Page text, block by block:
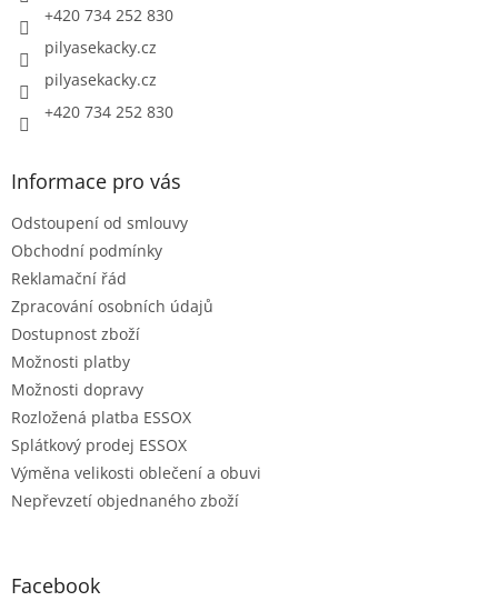
+420 734 252 830
pilyasekacky.cz
pilyasekacky.cz
+420 734 252 830
Informace pro vás
Odstoupení od smlouvy
Obchodní podmínky
Reklamační řád
Zpracování osobních údajů
Dostupnost zboží
Možnosti platby
Možnosti dopravy
Rozložená platba ESSOX
Splátkový prodej ESSOX
Výměna velikosti oblečení a obuvi
Nepřevzetí objednaného zboží
Facebook